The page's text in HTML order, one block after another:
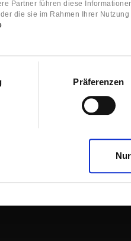
Partner führen diese
die sie im Rahmen Ihrer
Präferenzen